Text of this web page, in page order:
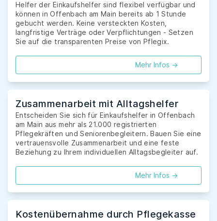
Helfer der Einkaufshelfer sind flexibel verfügbar und
können in Offenbach am Main bereits ab 1 Stunde
gebucht werden. Keine versteckten Kosten,
langfristige Verträge oder Verpflichtungen - Setzen
Sie auf die transparenten Preise von Pflegix.
Mehr Infos ->
Zusammenarbeit mit Alltagshelfer
Entscheiden Sie sich für Einkaufshelfer in Offenbach
am Main aus mehr als 21.000 registrierten
Pflegekräften und Seniorenbegleitern. Bauen Sie eine
vertrauensvolle Zusammenarbeit und eine feste
Beziehung zu Ihrem individuellen Alltagsbegleiter auf.
Mehr Infos ->
Kostenübernahme durch Pflegekasse